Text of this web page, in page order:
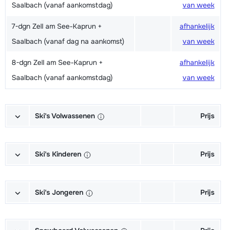
Saalbach (vanaf aankomstdag)
van week
7-dgn Zell am See-Kaprun +
Saalbach (vanaf dag na aankomst)
afhankelijk
van week
8-dgn Zell am See-Kaprun +
Saalbach (vanaf aankomstdag)
afhankelijk
van week
Ski's Volwassenen Prijs
Stokken
Huur Economy Ski's + Schoenen +
€ 195,00
Ski's Kinderen Prijs
Stokken (t/m 15 jaar)
15 jaar)
Ski's Jongeren Prijs